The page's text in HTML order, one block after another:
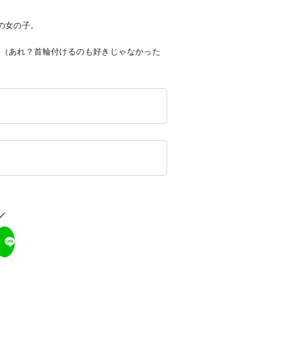
の子。
あれ？首輪付けるのも好きじゃなかった